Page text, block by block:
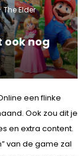
The Elder
ook nog
een flinke
Ook zou dit je
en extra content.
van de game zal